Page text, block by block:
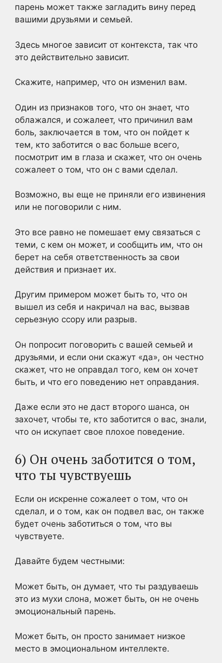
парень может также загладить вину перед
вашими друзьями и семьей.
Здесь многое зависит от контекста, так что
это действительно зависит.
Скажите, например, что он изменил вам.
Один из признаков того, что он знает, что
облажался, и сожалеет, что причинил вам
боль, заключается в том, что он пойдет к
тем, кто заботится о вас больше всего,
посмотрит им в глаза и скажет, что он очень
сожалеет о том, что он с вами сделал.
Возможно, вы еще не приняли его извинения
или не поговорили с ним.
Это все равно не помешает ему связаться с
теми, с кем он может, и сообщить им, что он
берет на себя ответственность за свои
действия и признает их.
Другим примером может быть то, что он
вышел из себя и накричал на вас, вызвав
серьезную ссору или разрыв.
Он попросит поговорить с вашей семьей и
друзьями, и если они скажут «да», он честно
скажет, что не оправдал того, кем он хочет
быть, и что его поведению нет оправдания.
Даже если это не даст второго шанса, он
захочет, чтобы те, кто заботится о вас, знали,
что он искупает свое плохое поведение.
6) Он очень заботится о том,
что ты чувствуешь
Если он искренне сожалеет о том, что он
сделал, и о том, как он подвел вас, он также
будет очень заботиться о том, что вы
чувствуете.
Давайте будем честными:
Может быть, он думает, что ты раздуваешь
это из мухи слона, может быть, он не очень
эмоциональный парень.
Может быть, он просто занимает низкое
место в эмоциональном интеллекте.